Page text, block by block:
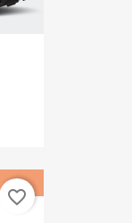
favorite_border